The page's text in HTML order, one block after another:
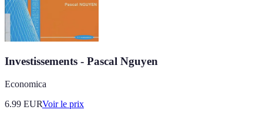
Investissements - Pascal Nguyen
Economica
6.99 EURVoir le prix